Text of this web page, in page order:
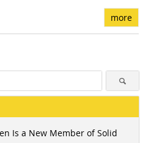
more
Is a New Member of Solid